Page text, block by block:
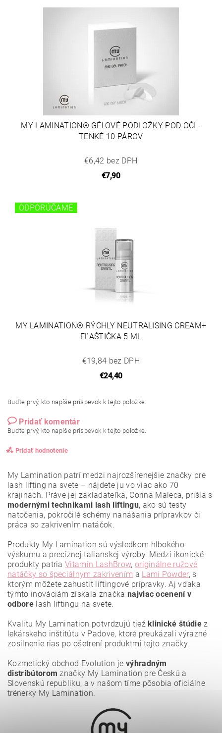
MY LAMINATION® GÉLOVÉ PODLOŽKY POD OČI -
TENKÉ 10 PÁROV
€6,42 bez DPH
€7,90
ODPORÚČAME
MY LAMINATION® RÝCHLY NEUTRALISING CREAM+
FĽAŠTIČKA 5 ML
€19,84 bez DPH
€24,40
Buďte prvý, kto napíše príspevok k tejto položke.
Pridať komentár
Buďte prvý, kto napíše príspevok k tejto položke.
Pridať hodnotenie
Vložením hodnotenie súhlasíte s
My Lamination patrí medzi najrozšírenejšie značky pre
lash lifting na svete – nájdete ju vo viac ako 70
krajinách. Práve jej zakladateľka, Corina Maleca, prišla s
modernými technikami lash liftingu, ako sú testy
natočenia, pokročilé schémy nanášania prípravkov či
práca so zakrivením natáčok.
Produkty My Lamination sú výsledkom hlbokého
výskumu a precíznej talianskej výroby. Medzi ikonické
produkty patriaVitamin LashBrow, originálne ružové
natáčky so špeciálnym zakrivením a Lami Powder, s
ktorým môžete zahustiť liftingové prípravky. Aj vďaka
týmto inováciám získala značka najviac ocenení v
odborelash liftingu na svete.
Kvalitu My Lamination potvrdzujú tiež klinické štúdiez
lekárskeho inštitútu v Padove, ktoré preukázali výrazné
zosilnenie rias po ošetrení produktmi tejto značky.
Kozmetický obchod Evolution je výhradným
distribútorom značky My Lamination pre Českú a
Slovenskú republiku, a v našom tíme pôsobia oficiálne
trénerky My Lamination.